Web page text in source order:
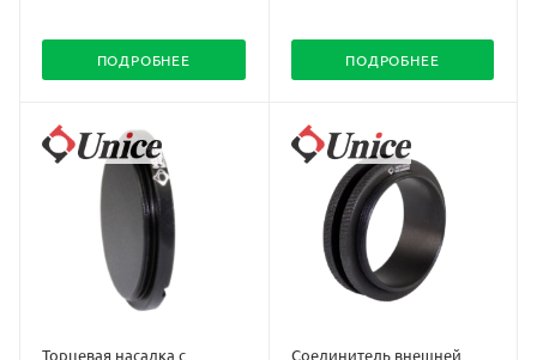
ПОДРОБНЕЕ ПОДРОБНЕЕ
Торцевая насадка с
Соединитель внешней